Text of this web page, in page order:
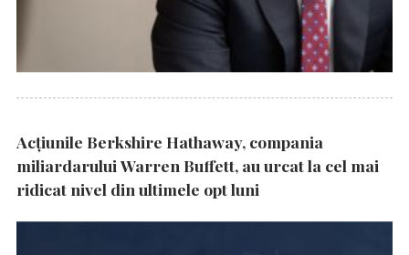
Acțiunile Berkshire Hathaway, compania
miliardarului Warren Buffett, au urcat la cel mai
ridicat nivel din ultimele opt luni